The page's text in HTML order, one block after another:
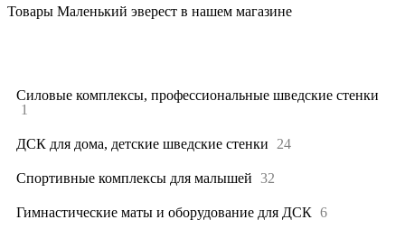
Товары Маленький эверест в нашем магазине
Силовые комплексы, профессиональные шведские стенки
1
ДСК для дома, детские шведские стенки 24
Спортивные комплексы для малышей 32
Гимнастические маты и оборудование для ДСК 6